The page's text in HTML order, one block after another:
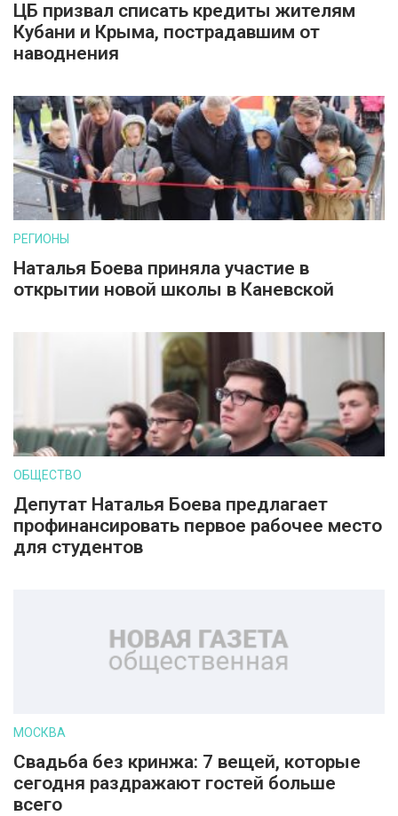
ЦБ призвал списать кредиты жителям
Кубани и Крыма, пострадавшим от
наводнения
РЕГИОНЫ
Наталья Боева приняла участие в
открытии новой школы в Каневской
ОБЩЕСТВО
Депутат Наталья Боева предлагает
профинансировать первое рабочее место
для студентов
МОСКВА
Свадьба без кринжа: 7 вещей, которые
сегодня раздражают гостей больше
всего